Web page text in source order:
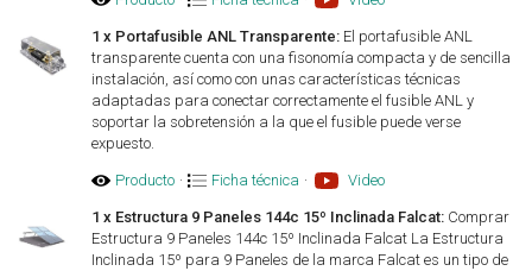
1 x Portafusible ANL Transparente: El portafusible ANL
transparente cuenta con una fisonomía compacta y de sencilla
instalación, así como con unas características técnicas
adaptadas para conectar correctamente el fusible ANL y
soportar la sobretensión a la que el fusible puede verse
expuesto.
Producto · Ficha técnica · Video
1 x Estructura 9 Paneles 144c 15º Inclinada Falcat: Comprar
Estructura 9 Paneles 144c 15º Inclinada Falcat La Estructura
Inclinada 15º para 9 Paneles de la marca Falcat es un tipo de